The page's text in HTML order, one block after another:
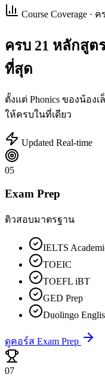
Course Coverage
ครบ 21 หลักสูต
ที่สุด
ตั้งแต่ Phonics ของน้อง
ให้ครบในที่เดียว
Updated Real-time
05
Exam Prep
ติวสอบมาตรฐาน
IELTS
TOEIC
TOEFL iBT
GED Prep
Duolingo
ดูคอร์ส Exam Prep
07